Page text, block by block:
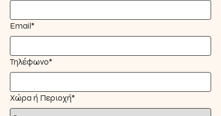
Email*
Τηλέφωνο*
Χώρα ή Περιοχή*